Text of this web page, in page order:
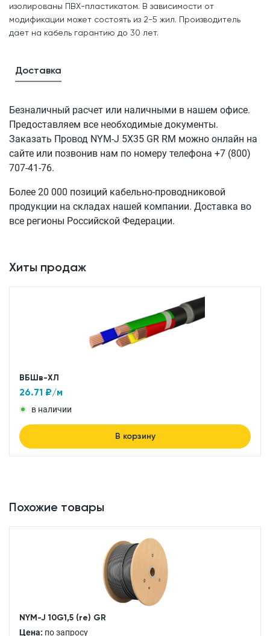
изолированы ПВХ-пластикатом. В зависимости от
модификации может состоять из 2-5 жил. Производитель
дает на кабель гарантию до 30 лет.
Доставка
Безналичный расчет или наличными в нашем офисе.
Предоставляем все необходимые документы.
Заказать Провод NYM-J 5X35 GR RM можно онлайн на
сайте или позвонив нам по номеру телефона +7 (800)
707-41-76.
Более 20 000 позиций кабельно-проводниковой
продукции на складах нашей компании. Доставка во
все регионы Российской Федерации.
Хиты продаж
ВБШв-ХЛ
26.71 ₽/м
в наличии
В корзину
Похожие товары
NYM-J 10G1,5 (re) GR
Цена: по запросу